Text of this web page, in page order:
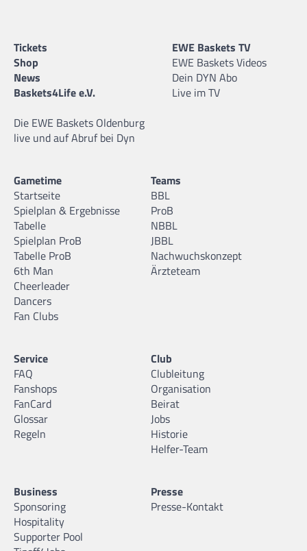
Tickets
Shop
News
Baskets4Life e.V.
Die EWE Baskets Oldenburg
live und auf Abruf bei Dyn
EWE Baskets TV
EWE Baskets Videos
Dein DYN Abo
Live im TV
Gametime
Startseite
Spielplan & Ergebnisse
Tabelle
Spielplan ProB
Tabelle ProB
6th Man
Cheerleader
Dancers
Fan Clubs
Teams
BBL
ProB
NBBL
JBBL
Nachwuchskonzept
Ärzteteam
Service
FAQ
Fanshops
FanCard
Glossar
Regeln
Club
Clubleitung
Organisation
Beirat
Jobs
Historie
Helfer-Team
Business
Sponsoring
Hospitality
Supporter Pool
Presse
Presse-Kontakt